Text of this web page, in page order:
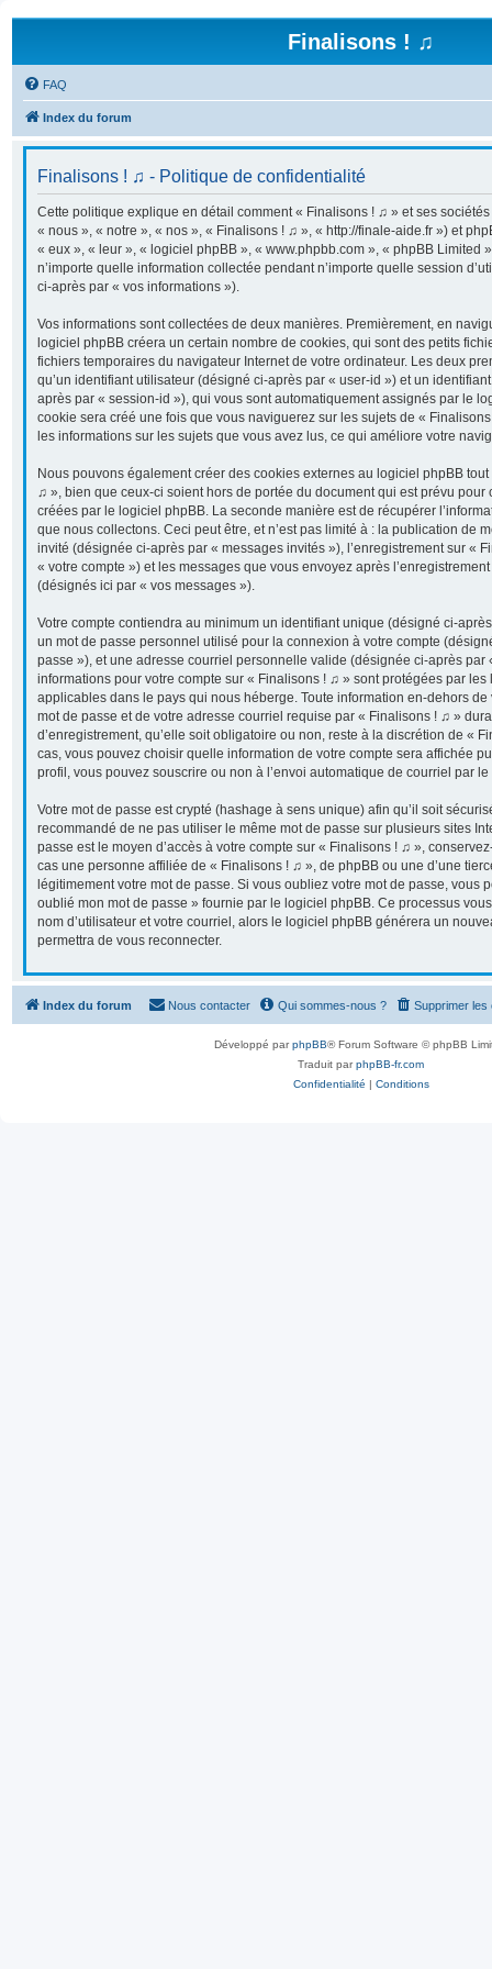
Finalisons ! ♫
FAQ
Index du forum
Finalisons ! ♫ - Politique de confidentialité
Cette politique explique en détail comment « Finalisons ! ♫ » et ses
« nous », « notre », « nos », « Finalisons ! ♫ », « http://finale-aide.fr ») et
« eux », « leur », « logiciel phpBB », « www.phpbb.com », « phpBB Limited
n’importe quelle information collectée pendant n’importe quelle session
ci-après par « vos informations »).
Vos informations sont collectées de deux manières. Premièrement, en
logiciel phpBB créera un certain nombre de cookies, qui sont des petits
fichiers temporaires du navigateur Internet de votre ordinateur. Les deux
qu’un identifiant utilisateur (désigné ci-après par « user-id ») et un
après par « session-id »), qui vous sont automatiquement assignés par le
cookie sera créé une fois que vous naviguerez sur les sujets de «
les informations sur les sujets que vous avez lus, ce qui améliore votre
Nous pouvons également créer des cookies externes au logiciel phpBB
♫ », bien que ceux-ci soient hors de portée du document qui est prévu pour
créées par le logiciel phpBB. La seconde manière est de récupérer
que nous collectons. Ceci peut être, et n’est pas limité à : la publication de
invité (désignée ci-après par « messages invités »), l’enregistrement sur «
« votre compte ») et les messages que vous envoyez après
(désignés ici par « vos messages »).
Votre compte contiendra au minimum un identifiant unique (désigné ci-
un mot de passe personnel utilisé pour la connexion à votre compte
passe »), et une adresse courriel personnelle valide (désignée ci-après par
informations pour votre compte sur « Finalisons ! ♫ » sont protégées par
applicables dans le pays qui nous héberge. Toute information en-dehors de
mot de passe et de votre adresse courriel requise par « Finalisons ! ♫ »
d’enregistrement, qu’elle soit obligatoire ou non, reste à la discrétion de «
cas, vous pouvez choisir quelle information de votre compte sera affichée
profil, vous pouvez souscrire ou non à l’envoi automatique de courriel par
Votre mot de passe est crypté (hashage à sens unique) afin qu’il soit
recommandé de ne pas utiliser le même mot de passe sur plusieurs sites
passe est le moyen d’accès à votre compte sur « Finalisons ! ♫ »,
cas une personne affiliée de « Finalisons ! ♫ », de phpBB ou une d’une
légitimement votre mot de passe. Si vous oubliez votre mot de passe, vous
oublié mon mot de passe » fournie par le logiciel phpBB. Ce processus
nom d’utilisateur et votre courriel, alors le logiciel phpBB générera un
permettra de vous reconnecter.
Index du forum Supprimer les
Qui sommes-nous ?
Nous contacter
Développé parphpBB® Forum Software © phpBB
Traduit parphpBB-fr.com
Confidentialité | Conditions